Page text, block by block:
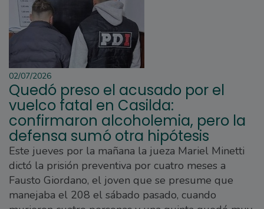
02/07/2026
Quedó preso el acusado por el
vuelco fatal en Casilda:
confirmaron alcoholemia, pero la
defensa sumó otra hipótesis
Este jueves por la mañana la jueza Mariel Minetti
dictó la prisión preventiva por cuatro meses a
Fausto Giordano, el joven que se presume que
manejaba el 208 el sábado pasado, cuando